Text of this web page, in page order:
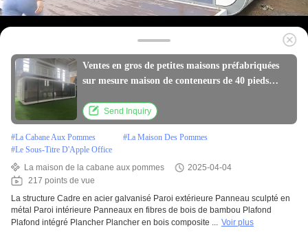
Ventes en gros de petites maisons préfabriquées
sur mesure maison de conteneurs de 40 pieds
modulaires de luxe pour la Bulgarie
Send Inquiry
#La Cabane Aux Pommes #La Maison Des Pommes
#Le Sous-Titre D'Apple Office
La maison de la cabane aux pommes
2025-04-04
217 points de vue
La structure Cadre en acier galvanisé Paroi extérieure Panneau sculpté en
métal Paroi intérieure Panneaux en fibres de bois de bambou Plafond
Plafond intégré Plancher Plancher en bois composite ... Voir plus